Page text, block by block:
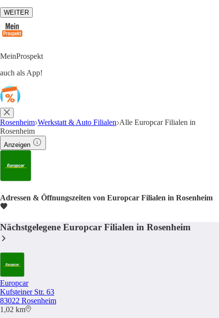
WEITER
MeinProspekt
auch als App!
Rosenheim Werkstatt & Auto Filialen Alle Europcar Filialen in
Rosenheim
Anzeigen
Adressen & Öffnungszeiten von Europcar Filialen in Rosenheim
🧡
Nächstgelegene Europcar Filialen in Rosenheim
Europcar
Kufsteiner Str. 63
83022 Rosenheim
1,02 km